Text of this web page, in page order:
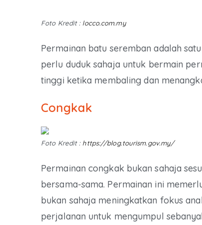
Foto Kredit : locco.com.my
Permainan batu seremban adalah
perlu duduk sahaja untuk bermain
tinggi ketika membaling dan
Congkak
Foto Kredit : https://blog.tourism.gov.my/
Permainan congkak bukan sahaja
bersama-sama. Permainan ini
bukan sahaja meningkatkan fokus
perjalanan untuk mengumpul